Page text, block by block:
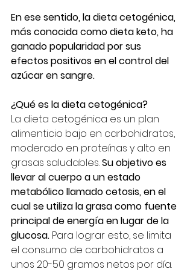
En ese sentido, la dieta cetogénica,
más conocida como dieta keto, ha
ganado popularidad por sus
efectos positivos en el control del
azúcar en sangre.
¿Qué es la dieta cetogénica?
La dieta cetogénica es un plan
alimenticio bajo en carbohidratos,
moderado en proteínas y alto en
grasas saludables. Su objetivo es
llevar al cuerpo a un estado
metabólico llamado cetosis, en el
cual se utiliza la grasa como fuente
principal de energía en lugar de la
glucosa. Para lograr esto, se limita
el consumo de carbohidratos a
unos 20-50 gramos netos por día.